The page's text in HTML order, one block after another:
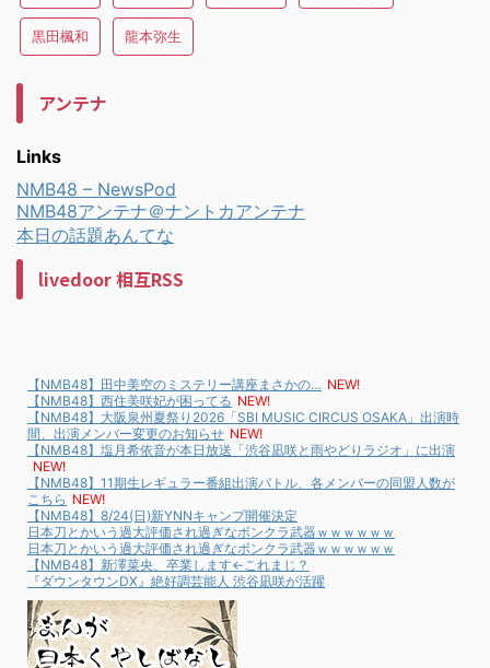
黒田楓和 龍本弥生
アンテナ
Links
NMB48 – NewsPod
NMB48アンテナ＠ナントカアンテナ
本日の話題あんてな
livedoor 相互RSS
【NMB48】田中美空のミステリー講座まさかの… NEW!
【NMB48】西住美咲妃が困ってる NEW!
【NMB48】大阪泉州夏祭り2026「SBI MUSIC CIRCUS OSAKA」出演時
間、出演メンバー変更のお知らせ NEW!
【NMB48】塩月希依音が本日放送「渋谷凪咲と雨やどりラジオ」に出演
NEW!
【NMB48】11期生レギュラー番組出演バトル、各メンバーの同盟人数が
こちら NEW!
【NMB48】8/24(日)新YNNキャンプ開催決定
日本刀とかいう過大評価され過ぎなボンクラ武器ｗｗｗｗｗｗ
日本刀とかいう過大評価され過ぎなボンクラ武器ｗｗｗｗｗｗ
【NMB48】新澤菜央、卒業します←これまじ？
『ダウンタウンDX』絶好調芸能人 渋谷凪咲が活躍